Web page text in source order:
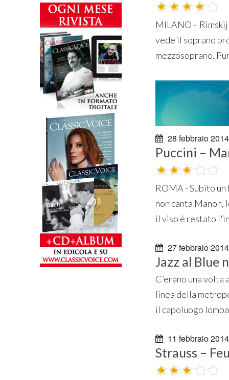
MILANO - Rimskij
vede il soprano
mezzosoprano.
28 febbraio 2014
Puccini –
ROMA - Subito
non canta Manon,
il viso è restato
27 febbraio 2014
Jazz al Blue
C’erano una
linea della
il capoluogo
11 febbraio 2014
Strauss –